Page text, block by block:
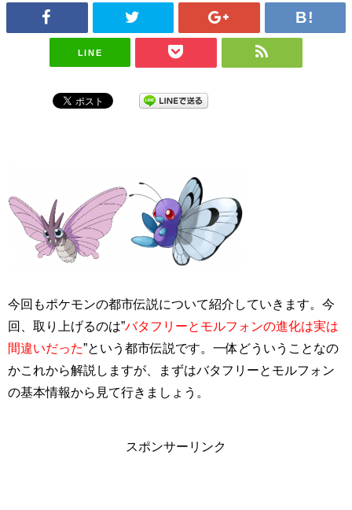
LINE
今回もポケモンの都市伝説について紹介していきます。今
回、取り上げるのは”バタフリーとモルフォンの進化は実は
間違いだった”という都市伝説です。一体どういうことなの
かこれから解説しますが、まずはバタフリーとモルフォン
の基本情報から見て行きましょう。
スポンサーリンク